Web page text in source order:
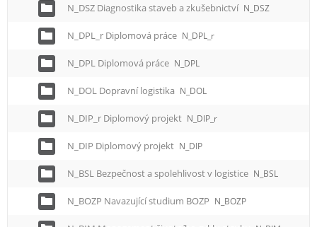
N_DSZ Diagnostika staveb a zkušebnictví N_DSZ
N_DPL_r Diplomová práce N_DPL_r
N_DPL Diplomová práce N_DPL
N_DOL Dopravní logistika N_DOL
N_DIP_r Diplomový projekt N_DIP_r
N_DIP Diplomový projekt N_DIP
N_BSL Bezpečnost a spolehlivost v logistice N_BSL
N_BOZP Navazující studium BOZP N_BOZP